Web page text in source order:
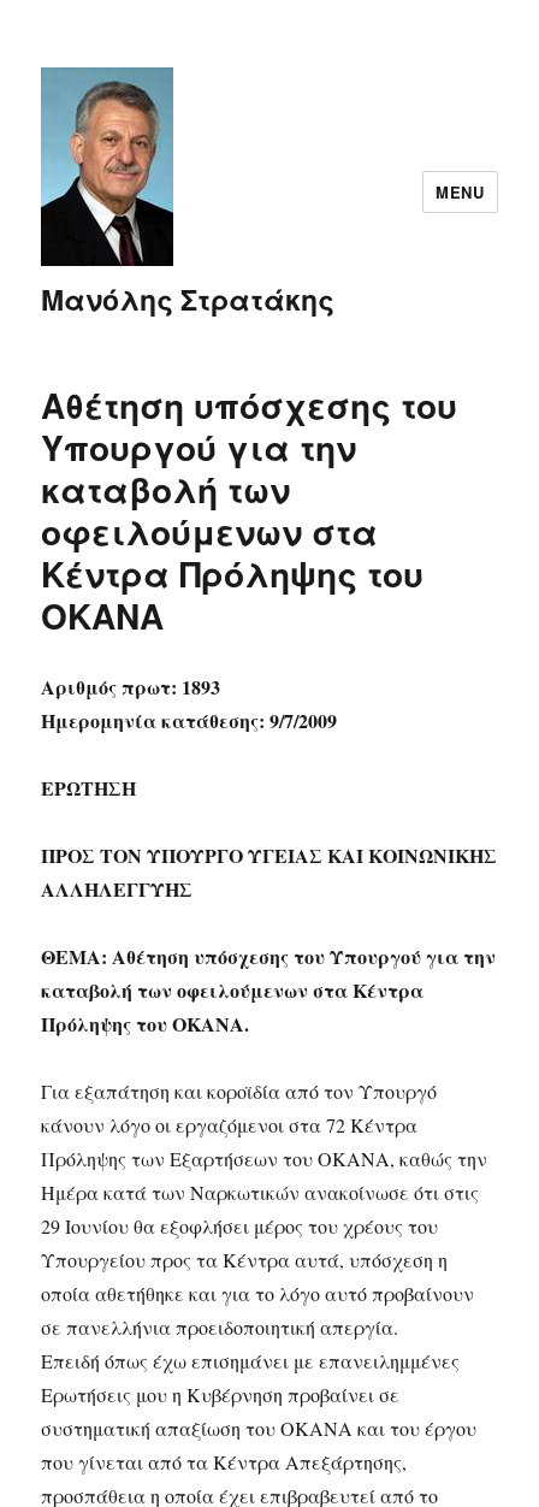
Μανόλης Στρατάκης
MENU
Αθέτηση υπόσχεσης του
Υπουργού για την
καταβολή των
οφειλούμενων στα
Κέντρα Πρόληψης του
ΟΚΑΝΑ
Αριθμός πρωτ: 1893
Ημερομηνία κατάθεσης: 9/7/2009
ΕΡΩΤΗΣΗ
ΠΡΟΣ ΤΟΝ ΥΠΟΥΡΓΟ ΥΓΕΙΑΣ ΚΑΙ ΚΟΙΝΩΝΙΚΗΣ
ΑΛΛΗΛΕΓΓΥΗΣ
ΘΕΜΑ: Αθέτηση υπόσχεσης του Υπουργού για την
καταβολή των οφειλούμενων στα Κέντρα
Πρόληψης του ΟΚΑΝΑ.
Για εξαπάτηση και κοροϊδία από τον Υπουργό
κάνουν λόγο οι εργαζόμενοι στα 72 Κέντρα
Πρόληψης των Εξαρτήσεων του ΟΚΑΝΑ, καθώς την
Ημέρα κατά των Ναρκωτικών ανακοίνωσε ότι στις
29 Ιουνίου θα εξοφλήσει μέρος του χρέους του
Υπουργείου προς τα Κέντρα αυτά, υπόσχεση η
οποία αθετήθηκε και για το λόγο αυτό προβαίνουν
σε πανελλήνια προειδοποιητική απεργία.
Επειδή όπως έχω επισημάνει με επανειλημμένες
Ερωτήσεις μου η Κυβέρνηση προβαίνει σε
συστηματική απαξίωση του ΟΚΑΝΑ και του έργου
που γίνεται από τα Κέντρα Απεξάρτησης,
προσπάθεια η οποία έχει επιβραβευτεί από το